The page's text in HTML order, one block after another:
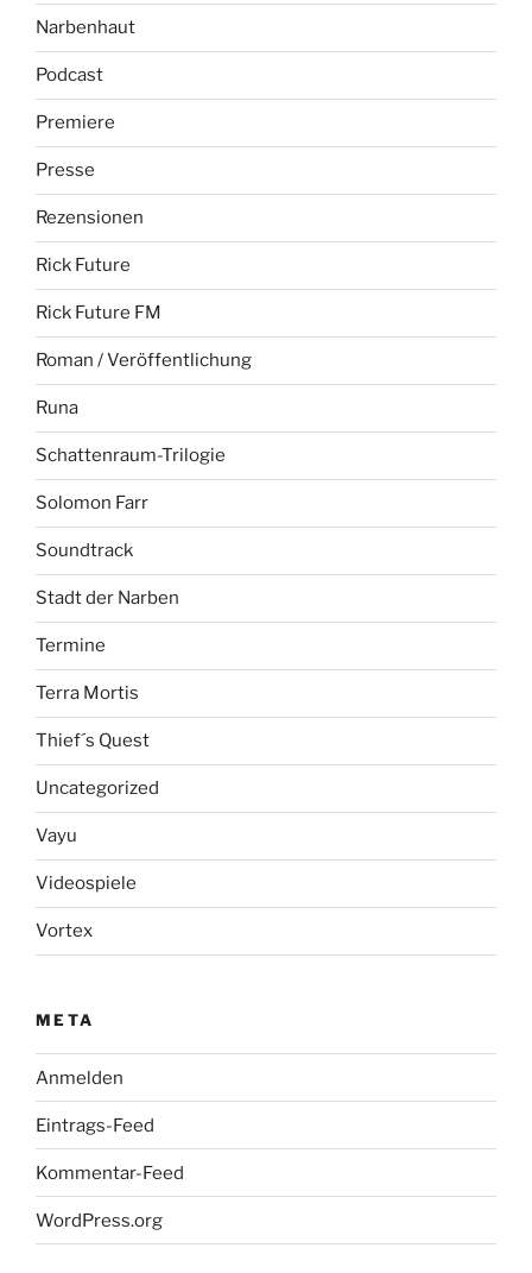
Narbenhaut
Podcast
Premiere
Presse
Rezensionen
Rick Future
Rick Future FM
Roman / Veröffentlichung
Runa
Schattenraum-Trilogie
Solomon Farr
Soundtrack
Stadt der Narben
Termine
Terra Mortis
Thief´s Quest
Uncategorized
Vayu
Videospiele
Vortex
META
Anmelden
Eintrags-Feed
Kommentar-Feed
WordPress.org